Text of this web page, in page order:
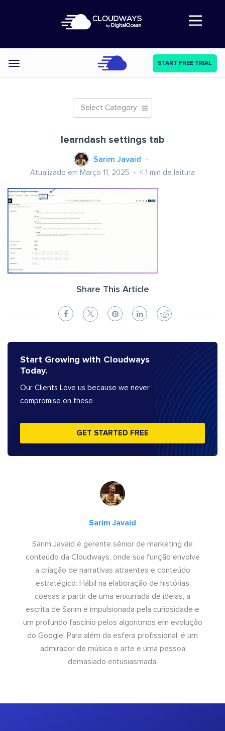
Abre a navegação
Categories START FREE TRIAL
Select Category
learndash settings tab
Sarim Javaid
Atualizado em Março 11, 2025 < 1 min de leitura
Share This Article
Start Growing with Cloudways
Today.
Our Clients Love us because we never
compromise on these
GET STARTED FREE
Sarim Javaid
Sarim Javaid é gerente sênior de marketing de
conteúdo da Cloudways, onde sua função envolve
a criação de narrativas atraentes e conteúdo
estratégico. Hábil na elaboração de histórias
coesas a partir de uma enxurrada de ideias, a
escrita de Sarim é impulsionada pela curiosidade e
um profundo fascínio pelos algoritmos em evolução
do Google. Para além da esfera profissional, é um
admirador de música e arte e uma pessoa
demasiado entusiasmada.